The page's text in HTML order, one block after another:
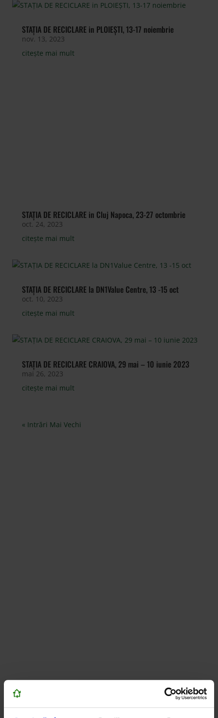
STAȚIA DE RECICLARE in PLOIEȘTI, 13-17 noiembrie
nov. 13, 2023
citește mai mult
STAȚIA DE RECICLARE in Cluj Napoca, 23-27 octombrie
oct. 24, 2023
citește mai mult
STAȚIA DE RECICLARE la DN1Value Centre, 13 -15 oct
oct. 10, 2023
citește mai mult
STAȚIA DE RECICLARE CRAIOVA, 29 mai – 10 iunie 2023
mai 26, 2023
citește mai mult
« Intrări Mai Vechi